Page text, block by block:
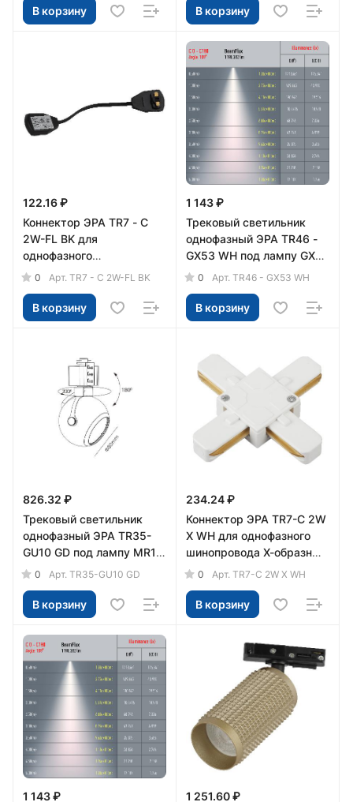
В корзину В корзину
122.16 ₽
Коннектор ЭРА TR7 - C
2W-FL BK для
однофазного
шинопровода гибкий
0 Арт. TR7 - C 2W-FL BK
В корзину
1 143 ₽
Трековый светильник
однофазный ЭРА TR46 -
GX53 WH под лампу GX53
белый
0 Арт. TR46 - GX53 WH
В корзину
826.32 ₽
Трековый светильник
однофазный ЭРА TR35-
GU10 GD под лампу MR16
золото
0 Арт. TR35-GU10 GD
В корзину
234.24 ₽
Коннектор ЭРА TR7-C 2W
X WH для однофазного
шинопровода Х-образный
белый
0 Арт. TR7-C 2W X WH
В корзину
1 143 ₽ 1 251.60 ₽